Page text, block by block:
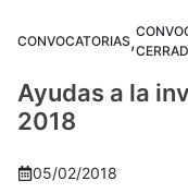
CONVOCATORIAS,
Ayudas a la
2018
05/02/2018